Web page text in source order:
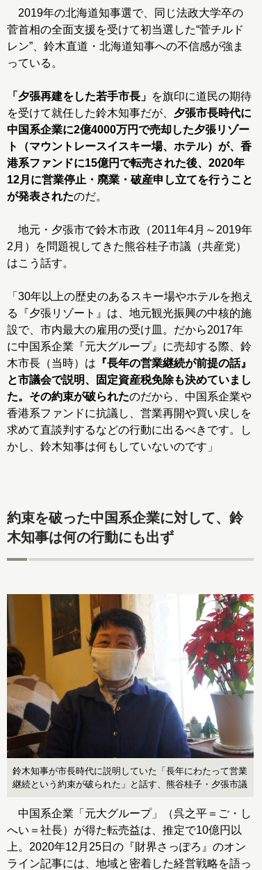
2019年の北海道知事選で、同じ法政大学卒の
菅首相の全面支援を受けて初当選した“菅チルド
レン”、鈴木直道・北海道知事への不信感が強ま
っている。
「夕張再建をした若手市長」 を旗印に道民の期待
を受けて就任した鈴木知事だが、 夕張市長時代に
中国系企業に2億4000万円で売却した夕張リゾー
ト（マウントレースイスキー場、ホテル）が、香
港系ファンドに15億円で転売された後、2020年
12月に営業停止・廃業・破産申し立てを行うこと
が発表されたのだ。
地元・夕張市で鈴木市政（2011年4月～2019年
2月）を問題視してきた熊谷桂子市議（共産党）
はこう話す。
「30年以上の歴史のあるスキー場やホテルを抱え
る『夕張リゾート』は、地元観光振興の中核的施
設で、市内最大の雇用の受け皿。だから2017年
に中国系企業『元大グループ』に売却する際、鈴
木市長（当時）は 『長年の営業継続が前提の話』
と市議会で説明、固定資産税免除も決めていまし
た。その約束が破られたのだから、中国系企業や
香港系ファンドに抗議し、営業再開や買い戻しを
求めて直談判するなどの行動に出るべきです。し
かし、鈴木知事は何もしていないのです」
約束を破った中国系企業に対して、鈴
木知事は何の行動にも出ず
鈴木知事が市長時代に説明していた「長年にわたって営業
継続という約束が破られた」と話す、熊谷桂子・夕張市議
中国系企業「元大グループ」（呉之平＝ご・し
へい＝社長）が得た転売益は、推定で10億円以
上。2020年12月25日の『財界さっぽろ』のオン
ライン記事には、地域と密着した経営戦略を語っ